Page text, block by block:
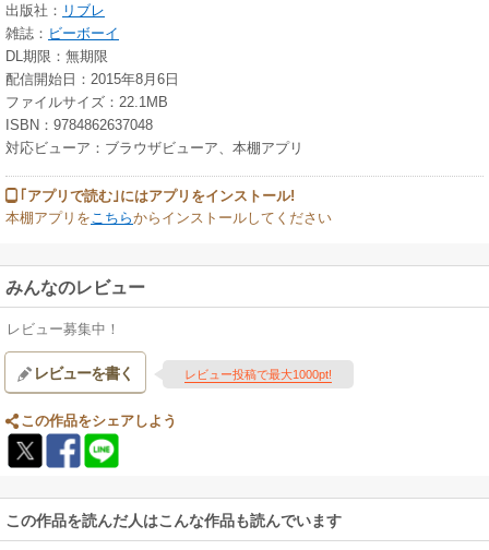
出版社： リブレ
雑誌： ビーボーイ
DL期限：無期限
配信開始日：2015年8月6日
ファイルサイズ：22.1MB
ISBN：9784862637048
対応ビューア：ブラウザビューア、本棚アプリ
｢アプリで読む｣にはアプリをインストール!
本棚アプリを こちらからインストールしてください
みんなのレビュー
レビュー募集中！
レビューを書く レビュー投稿で最大1000pt!
この作品をシェアしよう
この作品を読んだ人はこんな作品も読んでいます